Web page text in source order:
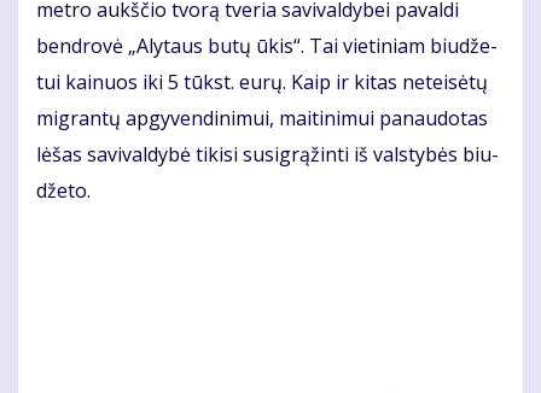
met­ro aukš­čio tvo­rą tve­ria sa­vi­val­dy­bei pa­val­di
ben­dro­vė „Aly­taus bu­tų ūkis“. Tai vie­ti­niam biu­dže­
tui kai­nuos iki 5 tūkst. eu­rų. Kaip ir ki­tas ne­tei­sė­tų
mig­ran­tų ap­gy­ven­di­ni­mui, mai­ti­ni­mui pa­nau­do­tas
lė­šas sa­vi­val­dy­bė ti­ki­si su­sig­rą­žin­ti iš vals­ty­bės biu­
dže­to.